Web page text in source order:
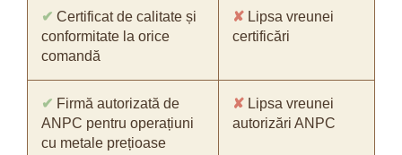
✔ Certificat de calitate și
conformitate la orice
comandă
✘ Lipsa vreunei
certificări
✔ Firmă autorizată de
ANPC pentru operațiuni
cu metale prețioase
✘ Lipsa vreunei
autorizări ANPC